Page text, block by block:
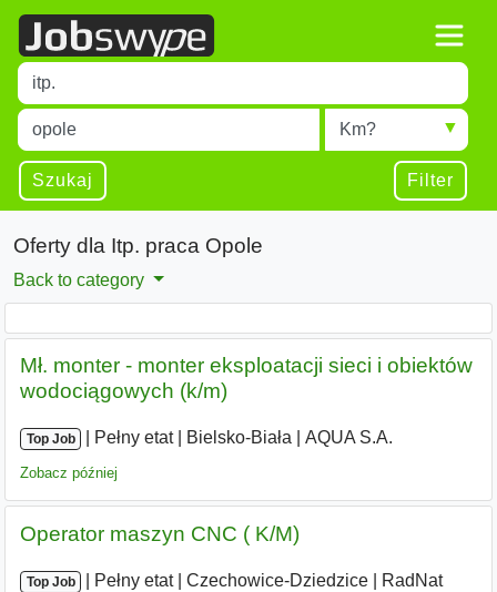
Title
Type 1 or more characters for results.
Miejscowość
Type 1 or more characters for results.
Radius
Szukaj Filter
Oferty dla Itp. praca Opole
Back to category
Mł. monter - monter eksploatacji sieci i obiektów
wodociągowych (k/m)
Top Job Pełny etat| Bielsko-Biała AQUA S.A.
Zobacz później
Operator maszyn CNC ( K/M)
Top Job Pełny etat| Czechowice-Dziedzice
RadNat